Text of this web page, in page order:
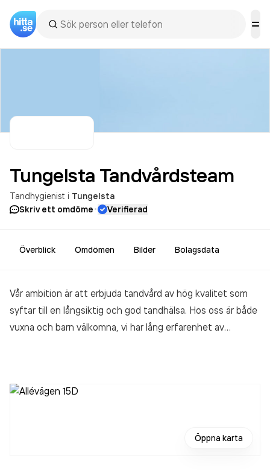
Tungelsta Tandvårdsteam
Tandhygienist i Tungelsta
Skriv ett omdöme· Verifierad
Överblick Omdömen Bilder Bolagsdata
Vår ambition är att erbjuda tandvård av hög kvalitet som
syftar till en långsiktig och god tandhälsa. Hos oss är både
vuxna och barn välkomna, vi har lång erfarenhet av
Öppna karta